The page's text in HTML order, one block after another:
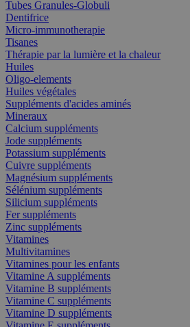
Tubes Granules-Globuli
Dentifrice
Micro-immunotherapie
Tisanes
Thérapie par la lumière et la chaleur
Huiles
Oligo-elements
Huiles végétales
Suppléments d'acides aminés
Mineraux
Calcium suppléments
Jode suppléments
Potassium suppléments
Cuivre suppléments
Magnésium suppléments
Sélénium suppléments
Silicium suppléments
Fer suppléments
Zinc suppléments
Vitamines
Multivitamines
Vitamines pour les enfants
Vitamine A suppléments
Vitamine B suppléments
Vitamine C suppléments
Vitamine D suppléments